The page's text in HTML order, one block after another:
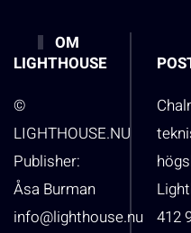
OM
LIGHTHOUSE
©
LIGHTHOUSE.NU
Publisher:
Åsa Burman
info@lighthouse.nu
412